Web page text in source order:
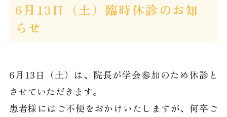
6月13日（土）臨時休診のお知
らせ
6月13日（土）は、院長が学会参加のため休診と
させていただきます。
患者様にはご不便をおかけいたしますが、何卒ご